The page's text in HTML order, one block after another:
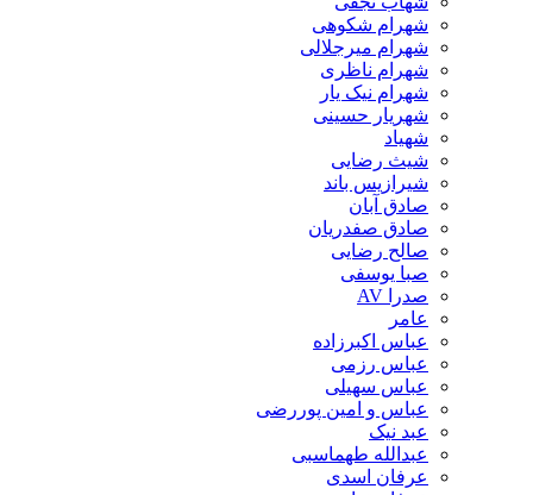
شهرام شکوهی
شهرام میرجلالی
شهرام ناظری
شهرام نیک یار
شهریار حسینی
شهیاد
شیث رضایی
شیرازیس باند
صادق آبان
صادق صفدریان
صالح رضایی
صبا یوسفی
صدرا AV
عامر
عباس اکبرزاده
عباس رزمی
عباس سهیلی
عباس و امین پوررضی
عبد نیک
عبدالله طهماسبی‎
عرفان اسدی